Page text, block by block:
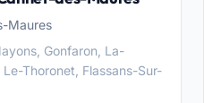
Maures
Gonfaron, La-
Thoronet, Flassans-Sur-